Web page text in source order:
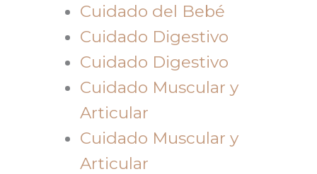
Cuidado del Bebé
Cuidado Digestivo
Cuidado Digestivo
Cuidado Muscular y
Articular
Cuidado Muscular y
Articular